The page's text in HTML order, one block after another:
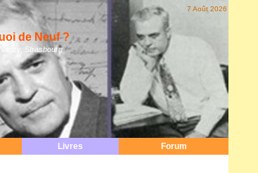
7 Août 2026
de Neuf ?
Strasbourg
Livres Forum